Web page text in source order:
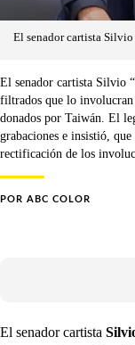
El senador cartista
El senador cartista Silvio
filtrados que lo
donados por Taiwán. El
grabaciones e insistió,
rectificación de los
POR ABC COLOR
El senador cartista